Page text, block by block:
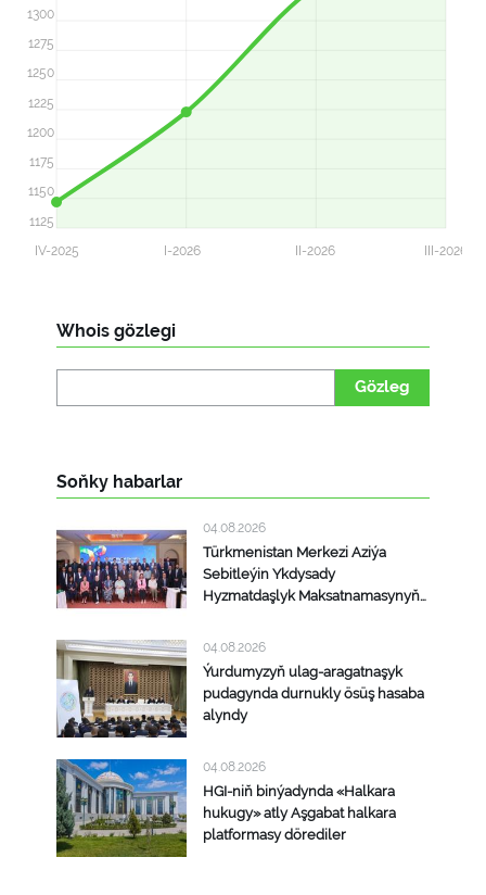
IV-2025 I-2026 II-2026 III-2026
1125
1150
1175
1200
1225
1250
1275
1300
Whois gözlegi
Gözleg
Soňky habarlar
04.08.2026
Türkmenistan Merkezi Aziýa
Sebitleýin Ykdysady
Hyzmatdaşlyk Maksatnamasynyň
gatnaşdy
04.08.2026
Ýurdumyzyň ulag-aragatnaşyk
pudagynda durnukly ösüş hasaba
alyndy
04.08.2026
HGI-niň binýadynda «Halkara
hukugy» atly Aşgabat halkara
platformasy dörediler